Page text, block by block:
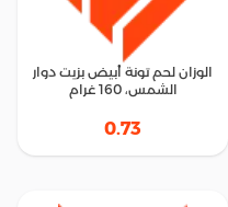
الوزان لحم تونة أبيض بزيت دوار
الشمس، 160 غرام
0.73